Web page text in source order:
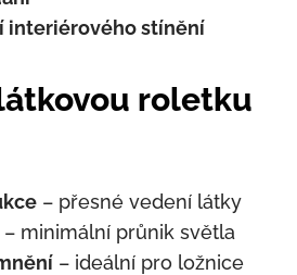
interiérového stínění
roletku
– přesné vedení látky
– minimální průnik světla
– ideální pro ložnice